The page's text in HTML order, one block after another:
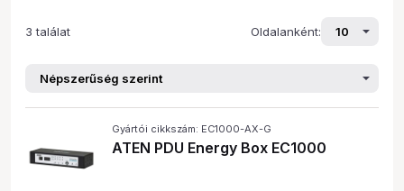
3 találat Oldalanként:
Gyártói cikkszám: EC1000-AX-G
ATEN PDU Energy Box EC1000